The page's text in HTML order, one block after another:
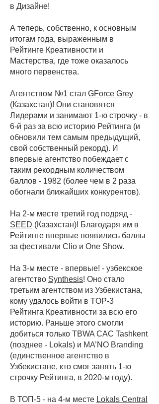
в Дизайне!
А теперь, собственно, к основным
итогам года, выраженным в
Рейтинге Креативности и
Мастерства, где тоже оказалось
много первенства.
Агентством №1 стал GForce Grey
(Казахстан)! Они становятся
Лидерами и занимают 1-ю строчку - в
6-й раз за всю историю Рейтинга (и
обновили тем самым предыдущий,
свой собственный рекорд). И
впервые агентство побеждает с
таким рекордным количеством
баллов - 1982 (более чем в 2 раза
обогнали ближайших конкурентов).
На 2-м месте третий год подряд -
SEED (Казахстан)! Благодаря им в
Рейтинге впервые появились баллы
за фестивали Clio и One Show.
На 3-м месте - впервые! - узбекское
агентство Synthesis! Оно стало
третьим агентством из Узбекистана,
кому удалось войти в TOP-3
Рейтинга Креативности за всю его
историю. Раньше этого смогли
добиться только TBWA CAC Tashkent
(позднее - Lokals) и MA’NO Branding
(единственное агентство в
Узбекистане, кто смог занять 1-ю
строчку Рейтинга, в 2020-м году).
В ТОП-5 - на 4-м месте Lokals Central